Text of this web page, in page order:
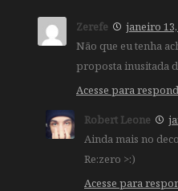
Zerefe
janeiro
Não que eu tenha
proposta inusitada
Acesse para
Robert Leone
Ainda mais no
Re:zero >:)
Acesse para